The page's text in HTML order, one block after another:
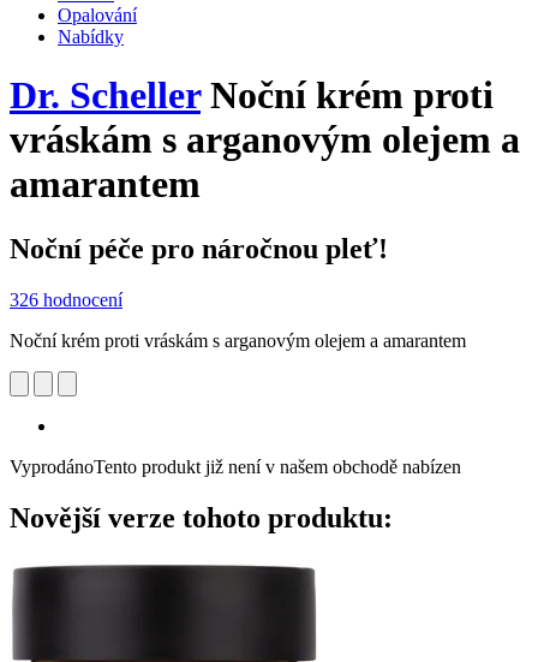
Opalování
Nabídky
Dr. SchellerNoční krém proti
vráskám s arganovým olejem a
amarantem
Noční péče pro náročnou pleť!
326 hodnocení
Noční krém proti vráskám s arganovým olejem a amarantem
VyprodánoTento produkt již není v našem obchodě nabízen
Novější verze tohoto produktu: